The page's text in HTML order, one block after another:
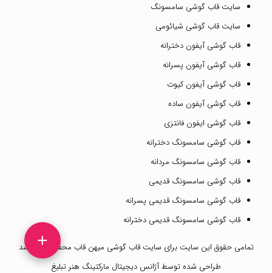
سایت قاب گوشی سامسونگ
سایت قاب گوشی شیائومی
قاب گوشی آیفون دخترانه
قاب گوشی آیفون پسرانه
قاب گوشی آیفون کیوت
قاب گوشی آیفون ساده
قاب گوشی ایفون فانتزی
قاب گوشی سامسونگ دخترانه
قاب گوشی سامسونگ مردانه
قاب گوشی سامسونگ قدیمی
قاب گوشی سامسونگ قدیمی پسرانه
قاب گوشی سامسونگ قدیمی دخترانه
تمامی حقوق این سایت برای سایت قاب گوشی میهن قاب محفوظ می باشد
طراحی شده توسطآژانس دیجیتال مارکتینگ هنر تبلیغ
+